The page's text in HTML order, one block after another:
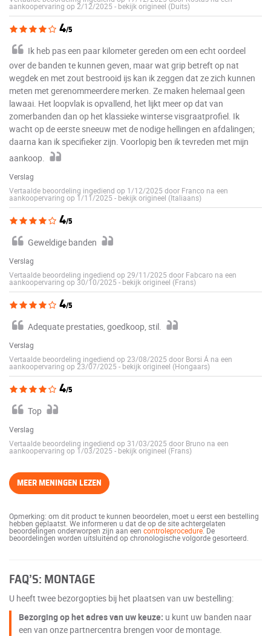
aankoopervaring op 2/12/2025 - bekijk origineel (Duits)
4/5
Ik heb pas een paar kilometer gereden om een echt oordeel
over de banden te kunnen geven, maar wat grip betreft op nat
wegdek en met zout bestrooid ijs kan ik zeggen dat ze zich kunnen
meten met gerenommeerdere merken. Ze maken helemaal geen
lawaai. Het loopvlak is opvallend, het lijkt meer op dat van
zomerbanden dan op het klassieke winterse visgraatprofiel. Ik
wacht op de eerste sneeuw met de nodige hellingen en afdalingen;
daarna kan ik specifieker zijn. Voorlopig ben ik tevreden met mijn
aankoop.
Verslag
Vertaalde beoordeling ingediend op 1/12/2025 door Franco na een
aankoopervaring op 1/11/2025 - bekijk origineel (Italiaans)
4/5
Geweldige banden
Verslag
Vertaalde beoordeling ingediend op 29/11/2025 door Fabcaro na een
aankoopervaring op 30/10/2025 -bekijk origineel (Frans)
4/5
Adequate prestaties, goedkoop, stil.
Verslag
Vertaalde beoordeling ingediend op 23/08/2025 door Borsi Á na een
aankoopervaring op 23/07/2025 -bekijk origineel (Hongaars)
4/5
Top
Verslag
Vertaalde beoordeling ingediend op 31/03/2025 door Bruno na een
aankoopervaring op 1/03/2025 - bekijk origineel (Frans)
MEER MENINGEN LEZEN
Opmerking: om dit product te kunnen beoordelen, moet u eerst een bestelling
hebben geplaatst. We informeren u dat de op de site achtergelaten
beoordelingen onderworpen zijn aan een controleprocedure. De
beoordelingen worden uitsluitend op chronologische volgorde gesorteerd.
FAQ’S: MONTAGE
U heeft twee bezorgopties bij het plaatsen van uw bestelling:
Bezorging op het adres van uw keuze: u kunt uw banden naar
een van onze partnercentra brengen voor de montage.